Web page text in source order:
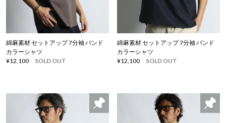
綿麻素材 セットアップ 7分袖 バンド
カラーシャツ
¥12,100
SOLD OUT
綿麻素材 セットアップ 7分袖 バンド
カラーシャツ
¥12,100
SOLD OUT